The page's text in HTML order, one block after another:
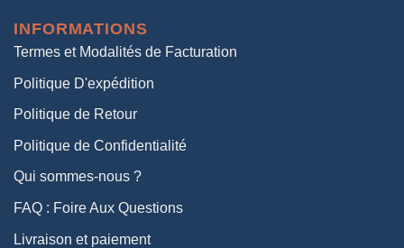
38,00€.
INFORMATIONS
Termes et Modalités de Facturation
Politique D'expédition
Politique de Retour
Politique de Confidentialité
Qui sommes-nous ?
FAQ : Foire Aux Questions
Livraison et paiement